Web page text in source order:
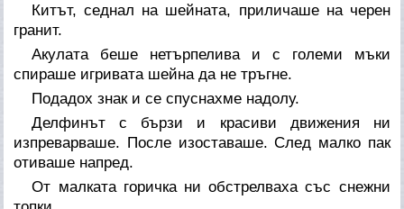
Китът, седнал на шейната, приличаше на черен
гранит.
Акулата беше нетърпелива и с големи мъки
спираше игривата шейна да не тръгне.
Подадох знак и се спуснахме надолу.
Делфинът с бързи и красиви движения ни
изпреварваше. После изоставаше. След малко пак
отиваше напред.
От малката горичка ни обстрелваха със снежни